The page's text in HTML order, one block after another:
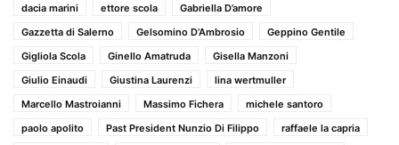
dacia marini
ettore scola
Gabriella D’amore
Gazzetta di Salerno
Gelsomino D’Ambrosio
Geppino Gentile
Gigliola Scola
Ginello Amatruda
Gisella Manzoni
Giulio Einaudi
Giustina Laurenzi
lina wertmuller
Marcello Mastroianni
Massimo Fichera
michele santoro
paolo apolito
Past President Nunzio Di Filippo
raffaele la capria